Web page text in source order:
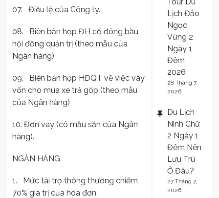
07. Điều lệ của Công ty.
08. Biên bản họp ĐH cổ đông bầu
hội đồng quản trị (theo mẫu của
Ngân hàng)
09. Biên bản họp HĐQT về việc vay
vốn cho mua xe trả góp (theo mẫu
của Ngân hàng)
10. Đơn vay (có mẫu sẵn của Ngân
hàng).
NGÂN HÀNG
1. Mức tài trợ thông thường chiếm
70% giá trị của hóa đơn.
Lịch Đảo
Ngọc
Vừng 2
Ngày 1
Đêm
2026
28 Tháng 7,
2026
Du Lịch
Ninh Chữ
2 Ngày 1
Đêm Nên
Lưu Trú
Ở Đâu?
27 Tháng 7,
2026